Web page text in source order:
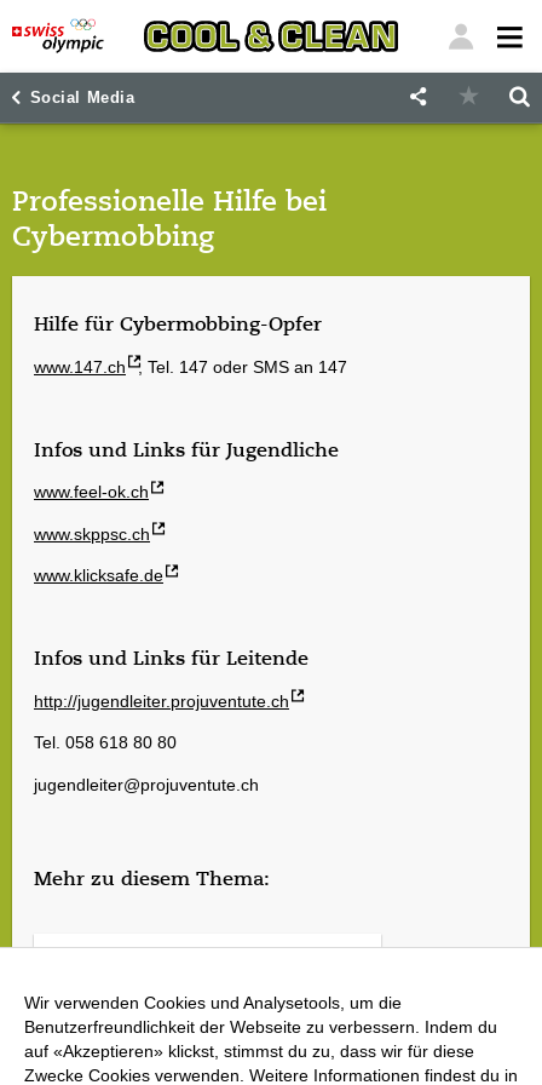
Social Media
Professionelle Hilfe bei
Cybermobbing
Hilfe für Cybermobbing-Opfer
www.147.ch , Tel. 147 oder SMS an 147
Infos und Links für Jugendliche
www.feel-ok.ch
www.skppsc.ch
www.klicksafe.de
Infos und Links für Leitende
http://jugendleiter.projuventute.ch
Tel. 058 618 80 80
jugendleiter@projuventute.ch
Mehr zu diesem Thema:
Tausche dich mit anderen Leitenden aus
Notfallcheckliste bei Cybermobbing
Wir verwenden Cookies und Analysetools, um die
Benutzerfreundlichkeit der Webseite zu verbessern. Indem du
auf «Akzeptieren» klickst, stimmst du zu, dass wir für diese
Zwecke Cookies verwenden. Weitere Informationen findest du in